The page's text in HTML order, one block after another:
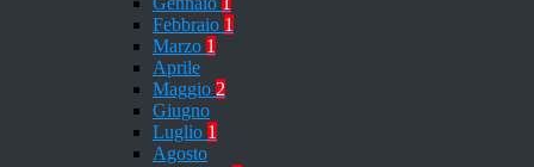
Febbraio 1
Marzo 1
Aprile
Maggio 2
Giugno
Luglio 1
Agosto